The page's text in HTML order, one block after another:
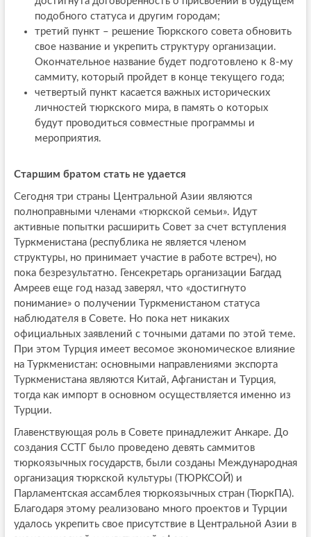
подобного статуса и другим городам;
третий пункт – решение Тюркского совета обновить
свое название и укрепить структуру организации.
Окончательное название будет подготовлено к 8-му
саммиту, который пройдет в конце текущего года;
четвертый пункт касается важных исторических
личностей тюркского мира, в память о которых
будут проводиться совместные программы и
мероприятия.
Старшим братом стать не удается
Сегодня три страны Центральной Азии являются
полноправными членами «тюркской семьи». Идут
активные попытки расширить Совет за счет вступления
Туркменистана (республика не является членом
структуры, но принимает участие в работе встреч), но
пока безрезультатно. Генсекретарь организации Багдад
Амреев еще год назад заверял, что «достигнуто
понимание» о получении Туркменистаном статуса
наблюдателя в Совете. Но пока нет никаких
официальных заявлений с точными датами по этой теме.
При этом Турция имеет весомое экономическое влияние
на Туркменистан: основными направлениями экспорта
Туркменистана являются Китай, Афганистан и Турция,
тогда как импорт в основном осуществляется именно из
Турции.
Главенствующая роль в Совете принадлежит Анкаре. До
создания ССТГ было проведено девять саммитов
тюркоязычных государств, были созданы Международная
организация тюркской культуры (ТЮРКСОЙ) и
Парламентская ассамблея тюркоязычных стран (ТюркПА).
Благодаря этому реализовано много проектов и Турции
удалось укрепить свое присутствие в Центральной Азии в